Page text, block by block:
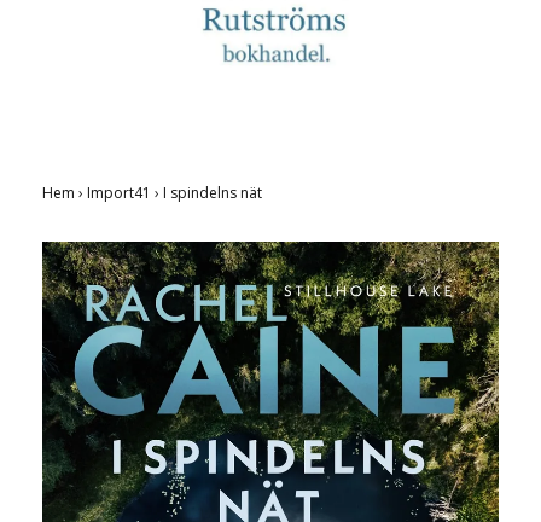
Hem › Import41 › I spindelns nät